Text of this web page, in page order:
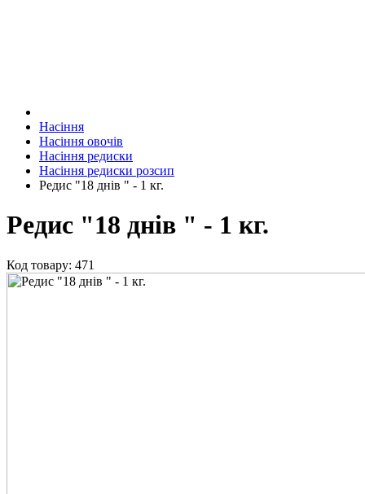
Насіння
Насіння овочів
Насіння редиски
Насіння редиски розсип
Редис "18 днів " - 1 кг.
Редис "18 днів " - 1 кг.
Код товару: 471